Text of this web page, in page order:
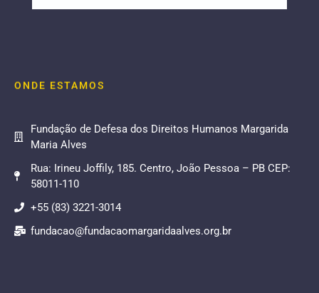
ONDE ESTAMOS
Fundação de Defesa dos Direitos Humanos Margarida
Maria Alves
Rua: Irineu Joffily, 185. Centro, João Pessoa – PB CEP:
58011-110
+55 (83) 3221-3014
fundacao@fundacaomargaridaalves.org.br